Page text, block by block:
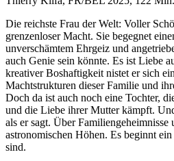
Die reichste Frau der Welt: Voller
grenzenloser Macht. Sie begegnet
unverschämtem Ehrgeiz und
auch Genie sein könnte. Es ist Liebe
kreativer Boshaftigkeit nistet er sich
Machtstrukturen dieser Familie und
Doch da ist auch noch eine Tochter,
und die Liebe ihrer Mutter kämpft.
als er sagt. Über
astronomischen Höhen. Es beginnt
sind.